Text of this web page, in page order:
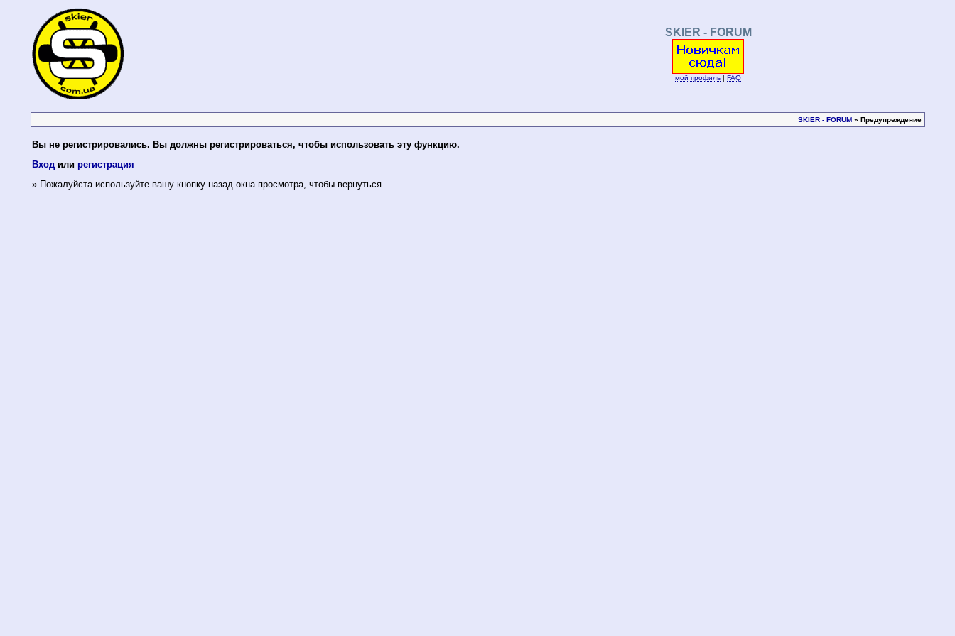
SKIER - FORUM
мой профиль | FAQ
SKIER - FORUM» Предупреждение
Вы не регистрировались. Вы должны регистрироваться, чтобы использовать эту функцию.
Входили регистрация
» Пожалуйста используйте вашу кнопку назад окна просмотра, чтобы вернуться.